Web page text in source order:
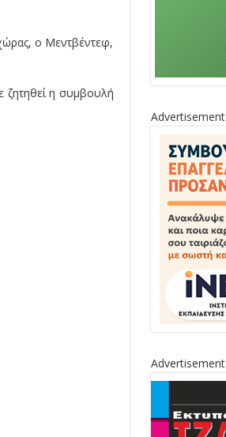
ο Μεντβέντεφ,
ζητηθεί η συμβουλή
Advertisement
Advertisement